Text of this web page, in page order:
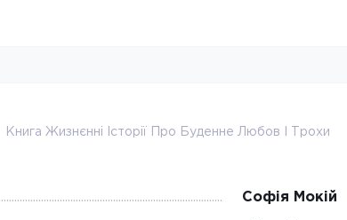
Книга Жизнєнні Історії Про Буденне Любов І Трохи
Софія Мокій